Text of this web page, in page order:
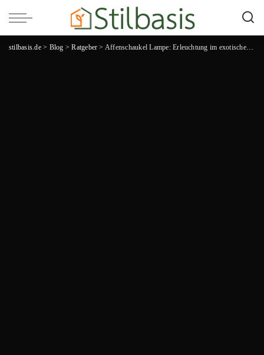
stilbasis.de> Blog >Ratgeber > Affenschaukel Lampe: Erleuchtung im exotischen Stil für dein Zuhause